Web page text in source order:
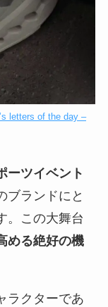
letters of the day –
ーツイベント
ブランドにと
。この大舞台
める絶好の機
ラクターであ